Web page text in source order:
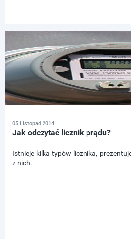
05 Listopad 2014
Jak odczytać licznik prądu?
Istnieje kilka typów licznika,
z nich.